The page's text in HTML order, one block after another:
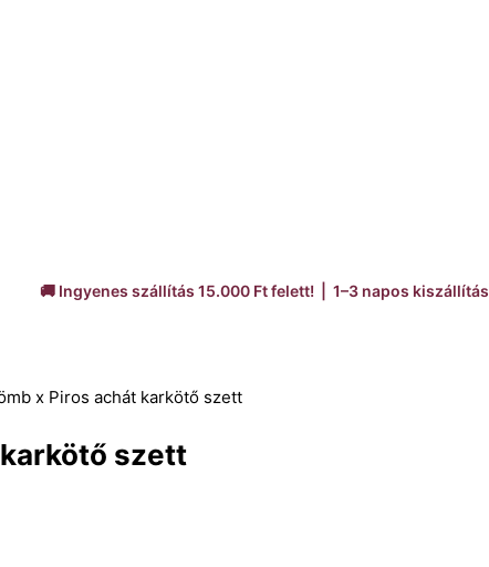
🚚 Ingyenes szállítás 15.000 Ft felett! | 1–3 napos kiszállítás
x Piros achát karkötő szett
szett